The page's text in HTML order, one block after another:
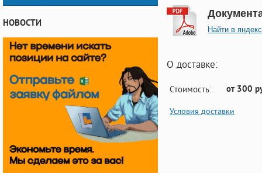
НОВОСТИ
Найти в яндекс
О доставке:
Стоимость: от 300
Условия доставки